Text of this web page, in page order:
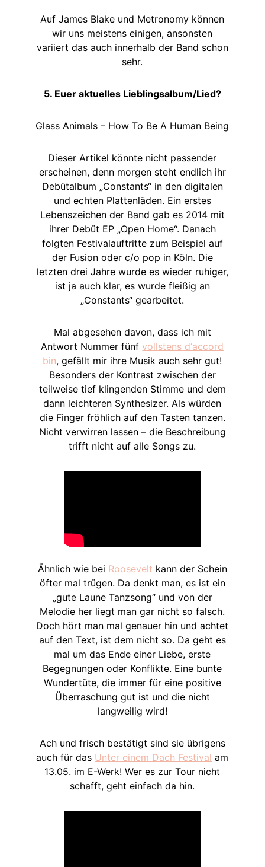
Auf James Blake und Metronomy können
wir uns meistens einigen, ansonsten
variiert das auch innerhalb der Band schon
sehr.
5. Euer aktuelles Lieblingsalbum/Lied?
Glass Animals – How To Be A Human Being
Dieser Artikel könnte nicht passender
erscheinen, denn morgen steht endlich ihr
Debütalbum „Constants“ in den digitalen
und echten Plattenläden. Ein erstes
Lebenszeichen der Band gab es 2014 mit
ihrer Debüt EP „Open Home“. Danach
folgten Festivalauftritte zum Beispiel auf
der Fusion oder c/o pop in Köln. Die
letzten drei Jahre wurde es wieder ruhiger,
ist ja auch klar, es wurde fleißig an
„Constants“ gearbeitet.
Mal abgesehen davon, dass ich mit
Antwort Nummer fünf vollstens d‘accord
bin, gefällt mir ihre Musik auch sehr gut!
Besonders der Kontrast zwischen der
teilweise tief klingenden Stimme und dem
dann leichteren Synthesizer. Als würden
die Finger fröhlich auf den Tasten tanzen.
Nicht verwirren lassen – die Beschreibung
trifft nicht auf alle Songs zu.
Ähnlich wie bei Roosevelt kann der Schein
öfter mal trügen. Da denkt man, es ist ein
„gute Laune Tanzsong“ und von der
Melodie her liegt man gar nicht so falsch.
Doch hört man mal genauer hin und achtet
auf den Text, ist dem nicht so. Da geht es
mal um das Ende einer Liebe, erste
Begegnungen oder Konflikte. Eine bunte
Wundertüte, die immer für eine positive
Überraschung gut ist und die nicht
langweilig wird!
Ach und frisch bestätigt sind sie übrigens
auch für das Unter einem Dach Festival am
13.05. im E-Werk! Wer es zur Tour nicht
schafft, geht einfach da hin.